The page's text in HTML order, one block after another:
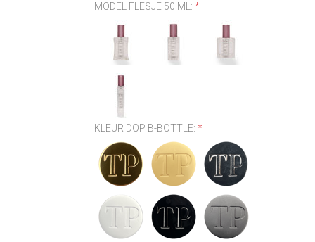
MODEL FLESJE 50 ML:*
KLEUR DOP B-BOTTLE:*